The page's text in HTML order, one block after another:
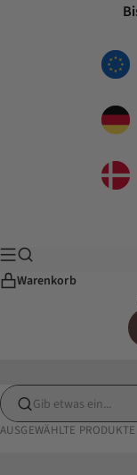
Menü
Suche
Warenkorb
Gib etwas ein...
AUSGEWÄHLTE PRODUKTE